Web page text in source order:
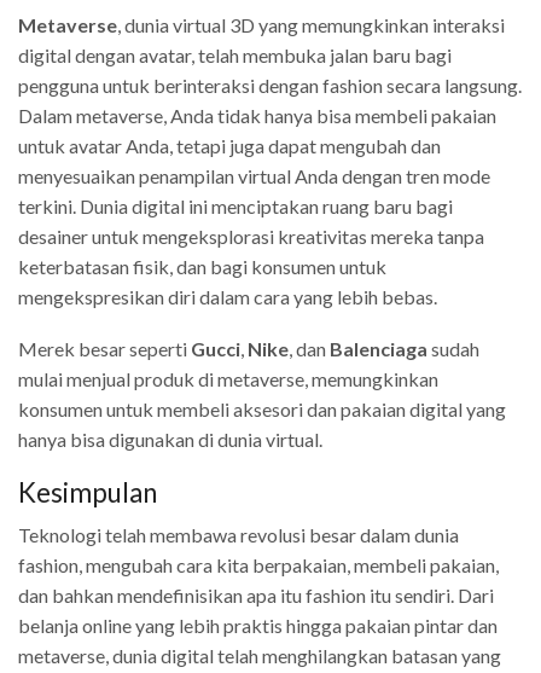
Metaverse, dunia virtual 3D yang memungkinkan interaksi
digital dengan avatar, telah membuka jalan baru bagi
pengguna untuk berinteraksi dengan fashion secara langsung.
Dalam metaverse, Anda tidak hanya bisa membeli pakaian
untuk avatar Anda, tetapi juga dapat mengubah dan
menyesuaikan penampilan virtual Anda dengan tren mode
terkini. Dunia digital ini menciptakan ruang baru bagi
desainer untuk mengeksplorasi kreativitas mereka tanpa
keterbatasan fisik, dan bagi konsumen untuk
mengekspresikan diri dalam cara yang lebih bebas.
Merek besar seperti Gucci, Nike, dan Balenciaga sudah
mulai menjual produk di metaverse, memungkinkan
konsumen untuk membeli aksesori dan pakaian digital yang
hanya bisa digunakan di dunia virtual.
Kesimpulan
Teknologi telah membawa revolusi besar dalam dunia
fashion, mengubah cara kita berpakaian, membeli pakaian,
dan bahkan mendefinisikan apa itu fashion itu sendiri. Dari
belanja online yang lebih praktis hingga pakaian pintar dan
metaverse, dunia digital telah menghilangkan batasan yang